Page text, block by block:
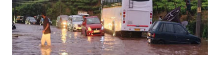
Idukki